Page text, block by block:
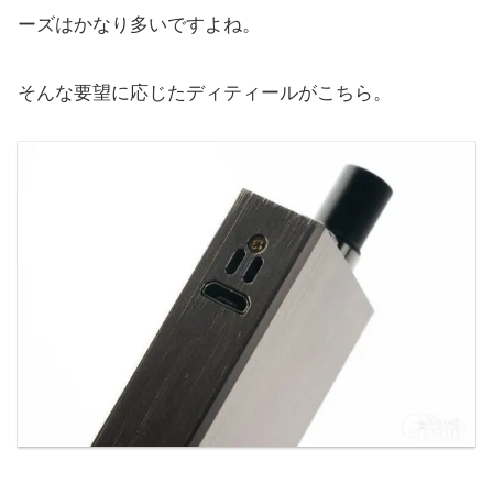
ーズはかなり多いですよね。
そんな要望に応じたディティールがこちら。